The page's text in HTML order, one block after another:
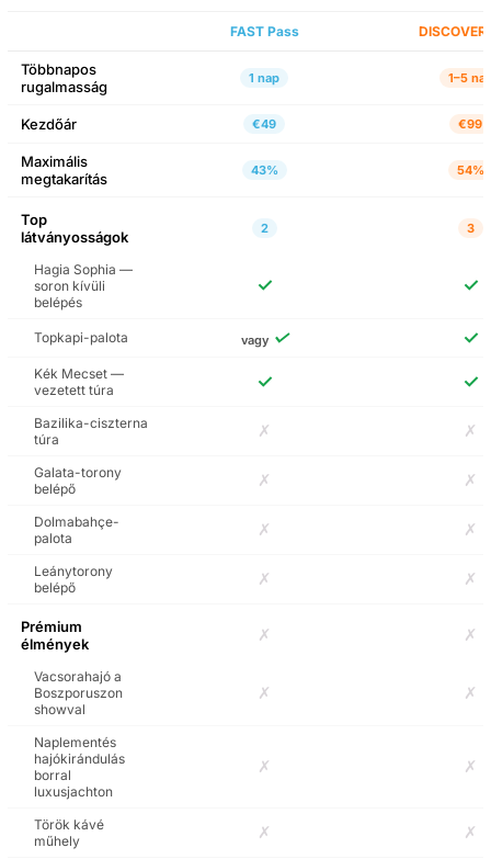
Művészeti Múzeum
Autentikus török
Dolmabahçe mecset
templommúzeum
jegyek és audioguide
gyalogtúra audioguide-
sor kihagyásával
történő belépés
Müzesi Sesli Rehberli
Bilet Sırasını Atlama
audioguide-dal
Palace Collections
FAST Pass
Többnapos
rugalmasság
1 nap 1–5
Kezdőár €49 €99
Maximális
megtakarítás
43% 54%
Top
látványosságok
2 3
Hagia Sophia —
soron kívüli
belépés
✓ ✓
Topkapi-palota vagy ✓ ✓
Kék Mecset —
vezetett túra
✓ ✓
Bazilika-ciszterna
túra
✗ ✗
Galata-torony
belépő
✗ ✗
Dolmabahçe-
palota
✗ ✗
Leánytorony
belépő
✗ ✗
Prémium
élmények
✗ ✗
Vacsorahajó a
Boszporuszon
showval
✗ ✗
Naplementés
hajókirándulás
borral
luxusjachton
✗ ✗
Török kávé
műhely
✗ ✗